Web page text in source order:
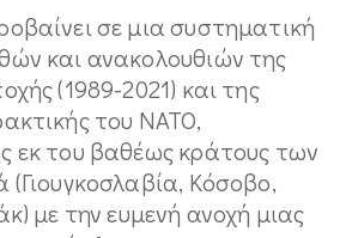
σε μια συστηματική
και ανακολουθιών της
(1989-2021) και της
του ΝΑΤΟ,
εκ του βαθέως κράτους των
(Γιουγκοσλαβία, Κόσοβο,
με την ευμενή ανοχή μιας